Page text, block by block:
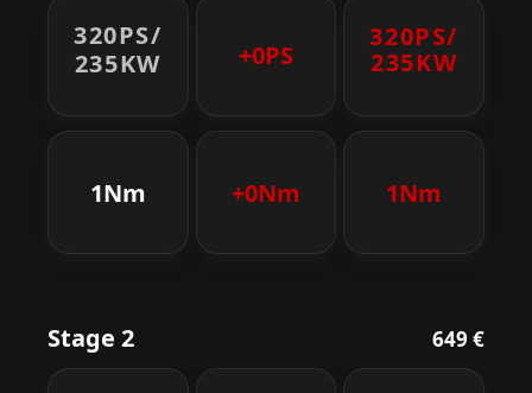
320PS/
235KW
+0PS
320PS/
235KW
1Nm +0Nm 1Nm
Stage 2 649 €